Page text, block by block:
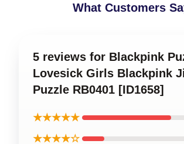
What Customers
5 reviews for Blackpink
Lovesick Girls Blackpink
Puzzle RB0401 [ID1658]
★★★★★
★★★★☆